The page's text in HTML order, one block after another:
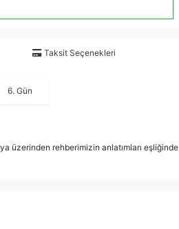
Taksit Seçenekleri
6. Gün
üzerinden rehberimizin anlatımları eşliğinde